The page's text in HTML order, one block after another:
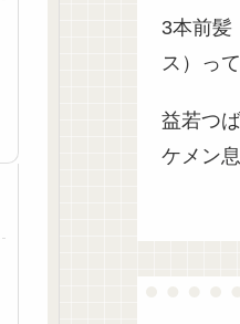
3本前髪
ス）っ
益若つ
ケメン